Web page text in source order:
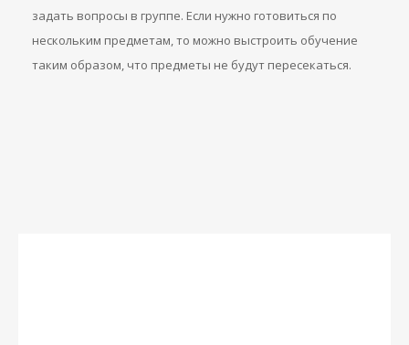
задать вопросы в группе. Если нужно готовиться по
нескольким предметам, то можно выстроить обучение
таким образом, что предметы не будут пересекаться.